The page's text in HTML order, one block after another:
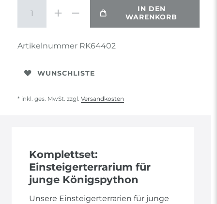
IN DEN
WARENKORB
Artikelnummer RK64402
WUNSCHLISTE
* inkl. ges. MwSt. zzgl. Versandkosten
Komplettset:
Einsteigerterrarium für
junge Königspython
Unsere Einsteigerterrarien für junge